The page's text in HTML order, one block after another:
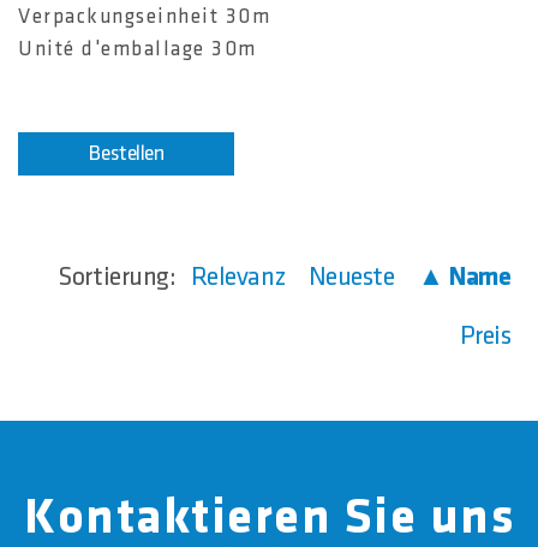
Verpackungseinheit 30m
Unité d'emballage 30m
Bestellen
Sortierung: Relevanz Neueste ▲ Name
Preis
Kontaktieren Sie uns